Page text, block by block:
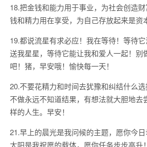
18.把金钱和能力用于事业，为社会创造
钱和精力用在享受，为自己存放起来是资
19.都说流星有求必应！我在等待！等待
送我星星，等待它能让我和爱人一起！别
吧！猪，早安哦！愉快每一天！
20.不要花精力和时间去犹豫和纠结什么
不做永远不知道结果，有想法就大胆地去
样的人生。早安！
21.早上的晨光是我问候的主题，愿你今
太阳是我祝愿的载体，愿你任务步步高升